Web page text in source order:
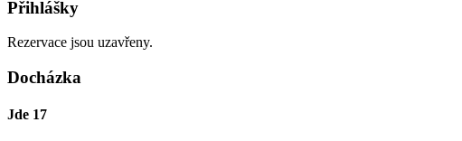
Přihlášky
Rezervace jsou uzavřeny.
Docházka
Jde 17